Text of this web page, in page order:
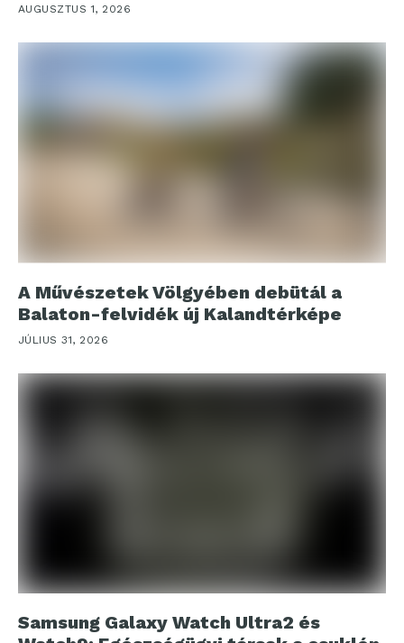
AUGUSZTUS 1, 2026
A Művészetek Völgyében debütál a
Balaton-felvidék új Kalandtérképe
JÚLIUS 31, 2026
Samsung Galaxy Watch Ultra2 és